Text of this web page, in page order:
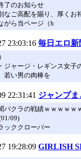
了のお知らせ
なご高配を賜り、厚くお
がら当ページ（h
23:03:16 毎日エロ新
ジャージ・レギンス女子
若い男の肉棒を
22:31:41 ジャンプま
バクラの戦績ｗｗｗｗｗ
09)
ッククローバー
19:28:09 GIRLISH